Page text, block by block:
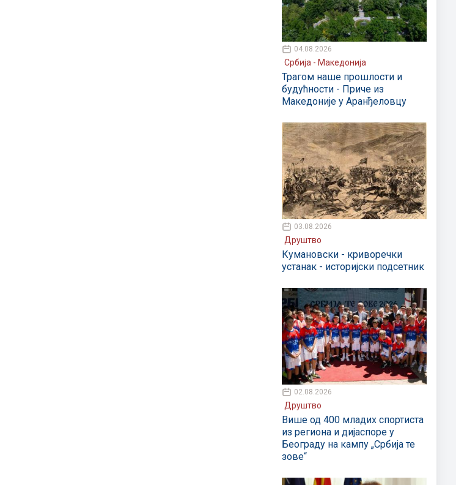
04.08.2026
Србија - Македонија
Трагом наше прошлости и
будућности - Приче из
Македоније у Аранђеловцу
03.08.2026
Друштво
Кумановски - криворечки
устанак - историјски подсетник
02.08.2026
Друштво
Више од 400 младих спортиста
из региона и дијаспоре у
Београду на кампу „Србија те
зове“